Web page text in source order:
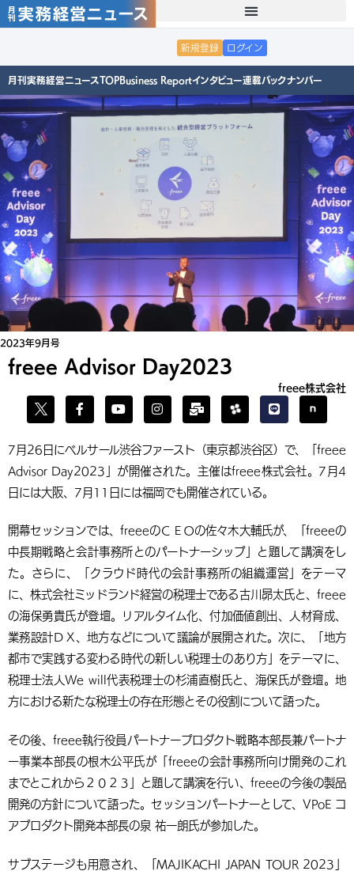
新規登録 ログイン
月刊実務経営ニュースTOPBusiness Reportインタビュー連載バックナンバー
2023年9月号
freee Advisor Day2023
freee株式会社
7月26日にベルサール渋谷ファースト（東京都渋谷区）で、「freee
Advisor Day2023」が開催された。主催はfreee株式会社。7月4
日には大阪、7月11日には福岡でも開催されている。
開幕セッションでは、freeeのＣＥＯの佐々木大輔氏が、「freeeの
中長期戦略と会計事務所とのパートナーシップ」と題して講演をし
た。さらに、「クラウド時代の会計事務所の組織運営」をテーマ
に、株式会社ミッドランド経営の税理士である古川昴太氏と、freee
の海保勇貴氏が登壇。リアルタイム化、付加価値創出、人材育成、
業務設計ＤＸ、地方などについて議論が展開された。次に、「地方
都市で実践する変わる時代の新しい税理士のあり方」をテーマに、
税理士法人We will代表税理士の杉浦直樹氏と、海保氏が登壇。地
方における新たな税理士の存在形態とその役割について語った。
その後、freee執行役員パートナープロダクト戦略本部長兼パートナ
ー事業本部長の根木公平氏が「freeeの会計事務所向け開発のこれ
までとこれから２０２３」と題して講演を行い、freeeの今後の製品
開発の方針について語った。セッションパートナーとして、VPoE コ
アプロダクト開発本部長の泉 祐一朗氏が参加した。
サブステージも用意され、「MA­JIKACHI JAPAN TOUR 2023」